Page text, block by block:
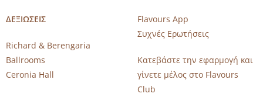
ΔΕΞΙΩΣΕΙΣ
Richard & Berengaria
Ballrooms
Ceronia Hall
Flavours App
Συχνές Ερωτήσεις
Κατεβάστε την εφαρμογή και
γίνετε μέλος στο Flavours
Club